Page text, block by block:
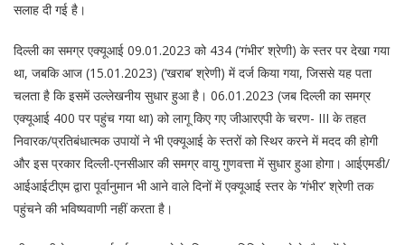
सलाह दी गई है।
दिल्ली का समग्र एक्यूआई 09.01.2023 को 434 (‘गंभीर’ श्रेणी) के स्तर पर देखा गया
था, जबकि आज (15.01.2023) (‘खराब’ श्रेणी) में दर्ज किया गया, जिससे यह पता
चलता है कि इसमें उल्लेखनीय सुधार हुआ है। 06.01.2023 (जब दिल्ली का समग्र
एक्यूआई 400 पर पहुंच गया था) को लागू किए गए जीआरएपी के चरण- III के तहत
निवारक/प्रतिबंधात्मक उपायों ने भी एक्यूआई के स्तरों को स्थिर करने में मदद की होगी
और इस प्रकार दिल्ली-एनसीआर की समग्र वायु गुणवत्ता में सुधार हुआ होगा। आईएमडी/
आईआईटीएम द्वारा पूर्वानुमान भी आने वाले दिनों में एक्यूआई स्तर के ‘गंभीर’ श्रेणी तक
पहुंचने की भविष्यवाणी नहीं करता है।